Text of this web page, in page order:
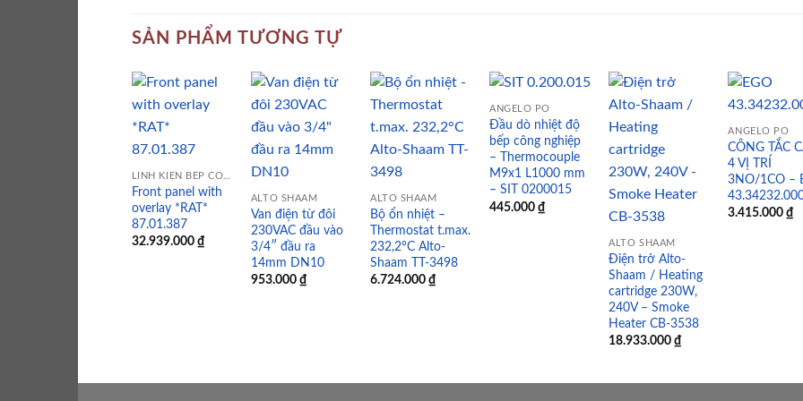
SẢN PHẨM TƯƠNG TỰ
Add to
Front panel with
overlay *RAT*
87.01.387
32.939.000 ₫
Add to
ALTO SHAAM
Van điện từ đôi
230VAC đầu vào
3/4″ đầu ra
14mm DN10
953.000 ₫
Add to
ALTO SHAAM
Bộ ổn nhiệt –
Thermostat t.max.
232,2°C Alto-
Shaam TT-3498
6.724.000₫
Add to
wishlist
ANGELO PO
Đầu dò nhiệt độ
bếp công nghiệp
– Thermocouple
M9x1 L1000 mm
– SIT 0200015
445.000₫
Add to
wishlist
ALTO SHAAM
Điện trở Alto-
Shaam / Heating
cartridge 230W,
240V – Smoke
Heater CB-3538
18.933.000₫
ANGELO PO
CÔNG TẮC
4 VỊ TRÍ
3NO/1CO –
3.415.000₫